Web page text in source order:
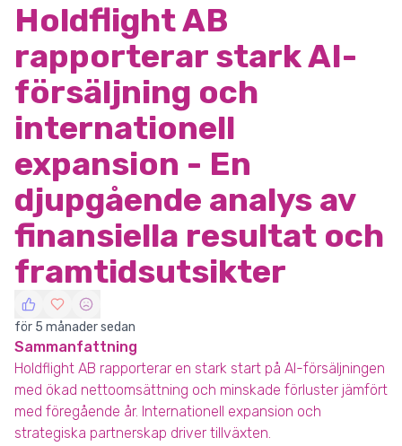
Holdflight AB
rapporterar stark AI-
försäljning och
internationell
expansion - En
djupgående analys av
finansiella resultat och
framtidsutsikter
för 5 månader sedan
Sammanfattning
Holdflight AB rapporterar en stark start på AI-försäljningen
med ökad nettoomsättning och minskade förluster jämfört
med föregående år. Internationell expansion och
strategiska partnerskap driver tillväxten.